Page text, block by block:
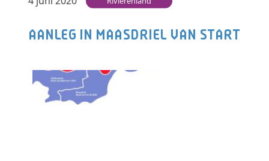
AANLEG IN MAASDRIEL VAN START
LEUSDEN – Nadat eerder dit jaar de aanleg van
het glasvezelnetwerk in de regio Rivierenland
van start is gegaan in de…